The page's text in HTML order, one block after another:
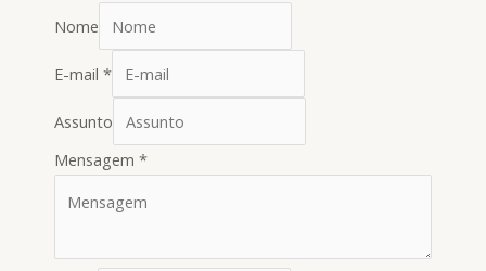
Nome
E-mail *
Assunto
Mensagem *